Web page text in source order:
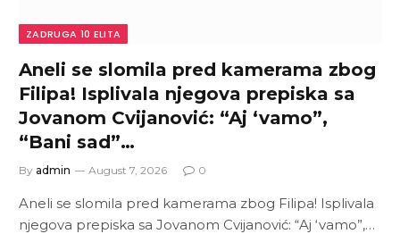
ZADRUGA 10 ELITA
Aneli se slomila pred kamerama zbog
Filipa! Isplivala njegova prepiska sa
Jovanom Cvijanović: “Aj ‘vamo”,
“Bani sad”…
By admin August 7, 2026 0
Aneli se slomila pred kamerama zbog Filipa! Isplivala
njegova prepiska sa Jovanom Cvijanović: “Aj ‘vamo”,…